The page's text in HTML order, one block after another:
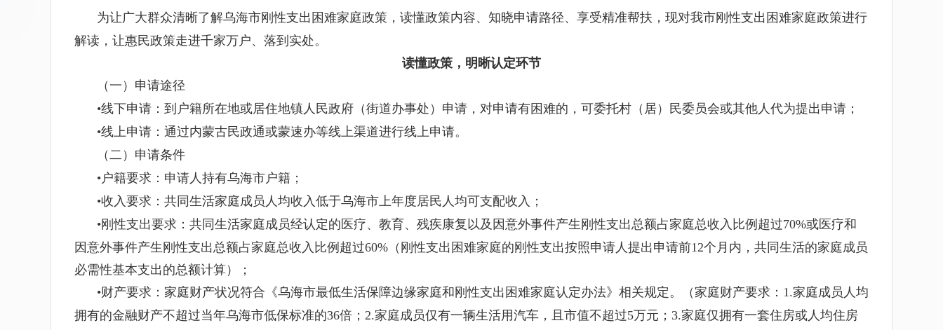
为让广大群众清晰了解乌海市刚性支出困难家庭政策，读懂政策内容、知晓申请路径、享受精准帮扶，现对我市刚性支出困难家庭政策进行
解读，让惠民政策走进千家万户、落到实处。
读懂政策，明晰认定环节
（一）申请途径
•线下申请：到户籍所在地或居住地镇人民政府（街道办事处）申请，对申请有困难的，可委托村（居）民委员会或其他人代为提出申请；
•线上申请：通过内蒙古民政通或蒙速办等线上渠道进行线上申请。
（二）申请条件
•户籍要求：申请人持有乌海市户籍；
•收入要求：共同生活家庭成员人均收入低于乌海市上年度居民人均可支配收入；
•刚性支出要求： 共同生活家庭成员经认定的医疗、教育、残疾康复以及因意外事件产生刚性支出总额占家庭总收入比例超过70%或医疗和
因意外事件产生刚性支出总额占家庭总收入比例超过60% （刚性支出困难家庭的刚性支出按照申请人提出申请前12个月内，共同生活的家庭成员
必需性基本支出的总额计算）
；
•财产要求：家庭财产状况符合《乌海市最低生活保障边缘家庭和刚性支出困难家庭认定办法》相关规定。 （家庭财产要求： 1.家庭成员人均
拥有的金融财产不超过当年乌海市低保标准的36倍； 2.家庭成员仅有一辆生活用汽车，且市值不超过5万元； 3.家庭仅拥有一套住房或人均住房